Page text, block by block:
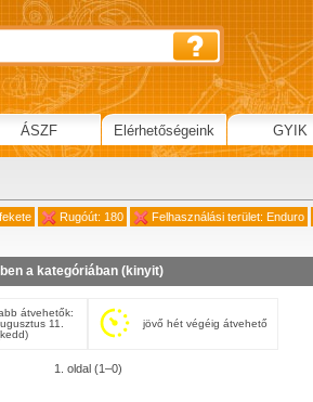
Rugóút: 180 Felhasználási terület: Enduro
a kategóriában (kinyit)
átvehetők:
11.
jövő hét végéig átvehető
1. oldal (1–0)
ÁSZF Elérhetőségeink GYIK